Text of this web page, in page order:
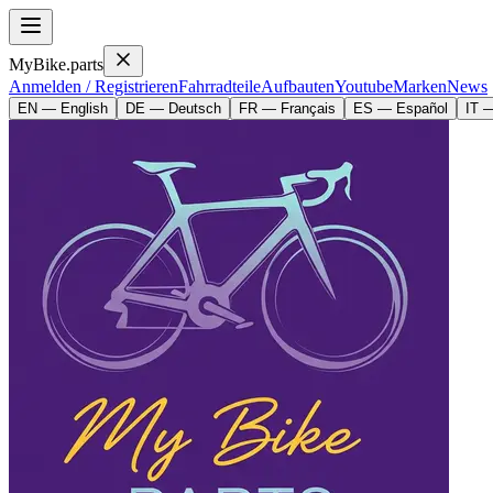
MyBike.parts
Anmelden / RegistrierenFahrradteileAufbautenYoutubeMarkenNews
EN — English DE — Deutsch FR — Français ES — Español IT